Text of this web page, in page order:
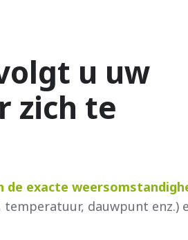
u uw
zich te
de exacte
dauwpunt enz.)